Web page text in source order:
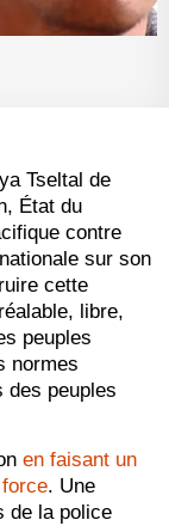
Tseltal de
État du
contre
sur son
cette
libre,
peuples
normes
des peuples
en faisant un
. Une
de la police